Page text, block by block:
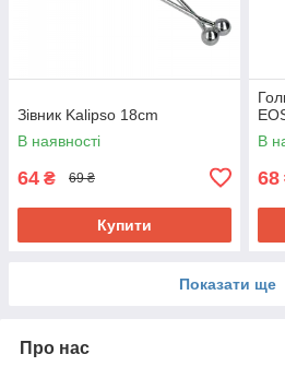
Зівник Kalipso 18cm
В наявності
64 ₴ 69 ₴
Купити
В
68
Показати ще
Про нас